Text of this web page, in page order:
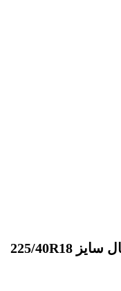
لاستیک جی تی رادیال سایز 225/40R18